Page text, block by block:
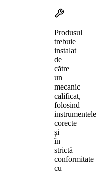
Produsul
trebuie
instalat
de
către
un
mecanic
calificat,
folosind
instrumentele
corecte
și
în
strictă
conformitate
cu